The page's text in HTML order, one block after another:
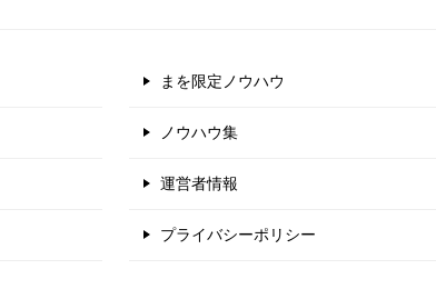
まを限定ノウハウ
ノウハウ集
運営者情報
プライバシーポリシー